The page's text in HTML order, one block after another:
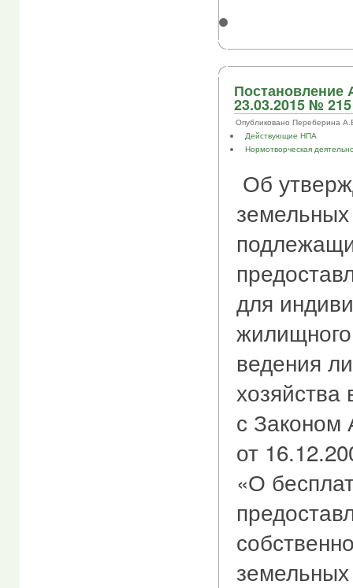
Постановление
23.03.2015 № 215
Опубликовано Переберина
Действующие НПА
Нормотворческая
Об
земельных
для
ведения
хозяйства
с Законом
от
«О
земельных